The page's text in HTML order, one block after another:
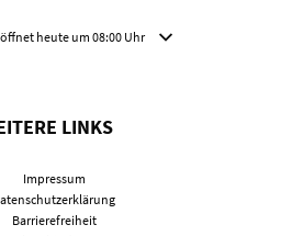
Öffnungs- oder Schließzeiten auszublenden
öffnet heute um 08:00 Uhr
LINKS
Impressum
Barrierefreiheit